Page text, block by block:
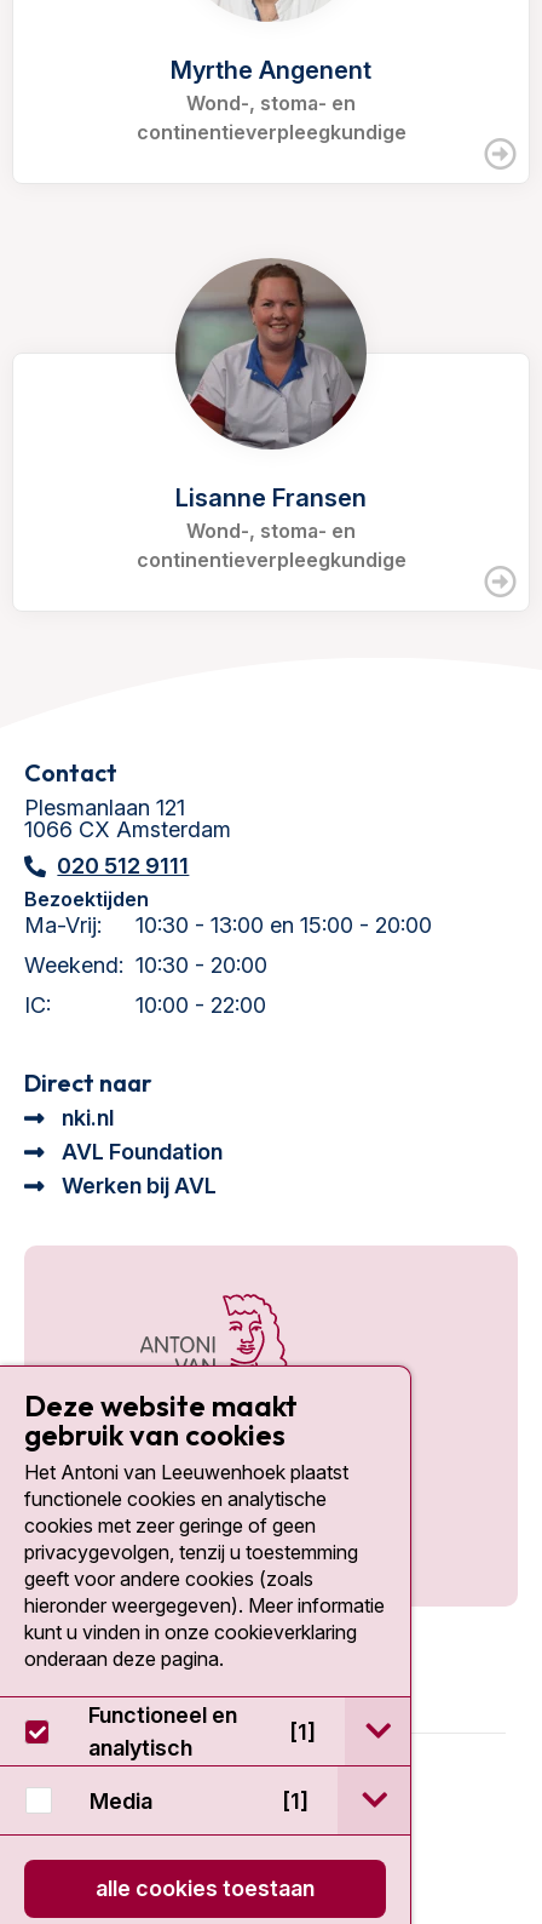
Myrthe Angenent
Wond-, stoma- en
continentieverpleegkundige
Lisanne Fransen
Wond-, stoma- en
continentieverpleegkundige
Contact
Plesmanlaan 121
1066 CX Amsterdam
020 512 9111
Bezoektijden
Ma-Vrij:
10:30 - 13:00 en 15:00 - 20:00
Weekend: 10:30 - 20:00
IC:
10:00 - 22:00
Direct naar
nki.nl
AVL Foundation
Werken bij AVL
Social media
© 2026 - Antoni van Leeuwenhoek
Privacy statement
Deze website maakt
gebruik van cookies
Het Antoni van Leeuwenhoek plaatst
functionele cookies en analytische
cookies met zeer geringe of geen
privacygevolgen, tenzij u toestemming
geeft voor andere cookies (zoals
hieronder weergegeven). Meer informatie
kunt u vinden in onze cookieverklaring
onderaan deze pagina.
Functioneel en
analytisch
[1] open / sluit
Media [1] open / sluit
alle cookies toestaan